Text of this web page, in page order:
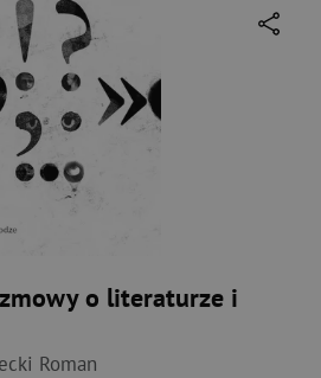
o literaturze i
Roman